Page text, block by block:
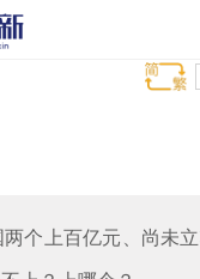
个上百亿元、尚未